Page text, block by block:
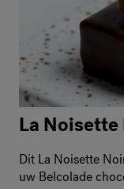
La
Dit La Noisette
uw Belcolade